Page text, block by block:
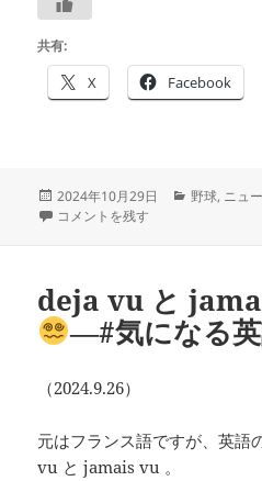
共有:
X Facebook
投
稿
2024年10月29日
カ
野球, ニュ
DHは？－－#気になる英語調べ隊
コメントを残す
deja vu と
―#気になる
（2024.9.26）
元はフランス語ですが、英語
vu と jamais vu 。